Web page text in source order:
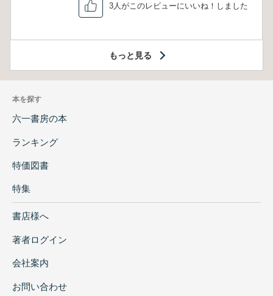
3人がこのレビューにいいね！しました
もっと見る
本を探す
六一書房の本
ランキング
特価図書
特集
書店様へ
著者ログイン
会社案内
お問い合わせ